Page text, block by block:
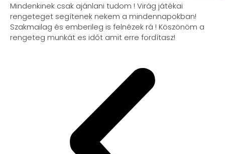
Mindenkinek csak ajánlani tudom ! Virág játékai
rengeteget segítenek nekem a mindennapokban!
Szakmailag és emberileg is felnézek rá ! Köszönöm a
rengeteg munkát es időt amit erre fordítasz!